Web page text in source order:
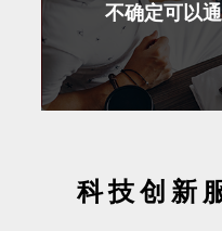
不确定可以
科技创新